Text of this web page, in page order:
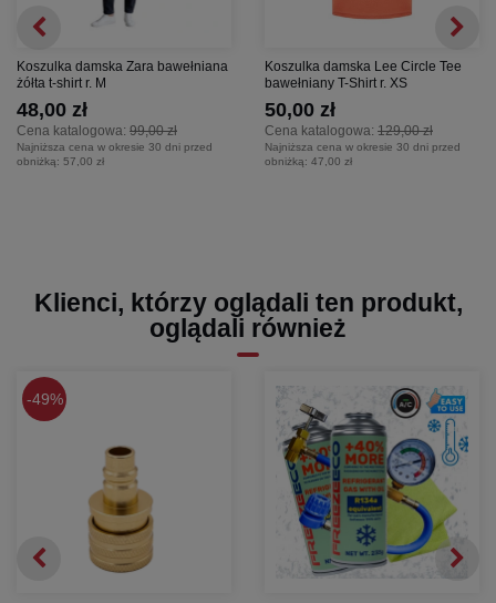
Koszulka damska Zara bawełniana
żółta t-shirt r. M
Cena katalogowa: 99,00 zł
48,00 zł
Najniższa cena w okresie 30 dni przed
obniżką: 57,00 zł
Koszulka damska Lee Circle Tee
bawełniany T-Shirt r. XS
Cena katalogowa: 129,00 zł
50,00 zł
Najniższa cena w okresie 30 dni przed
obniżką: 47,00 zł
Klienci, którzy oglądali ten produkt,
oglądali również
49%